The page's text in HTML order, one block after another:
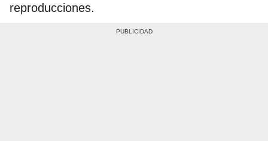
reproducciones.